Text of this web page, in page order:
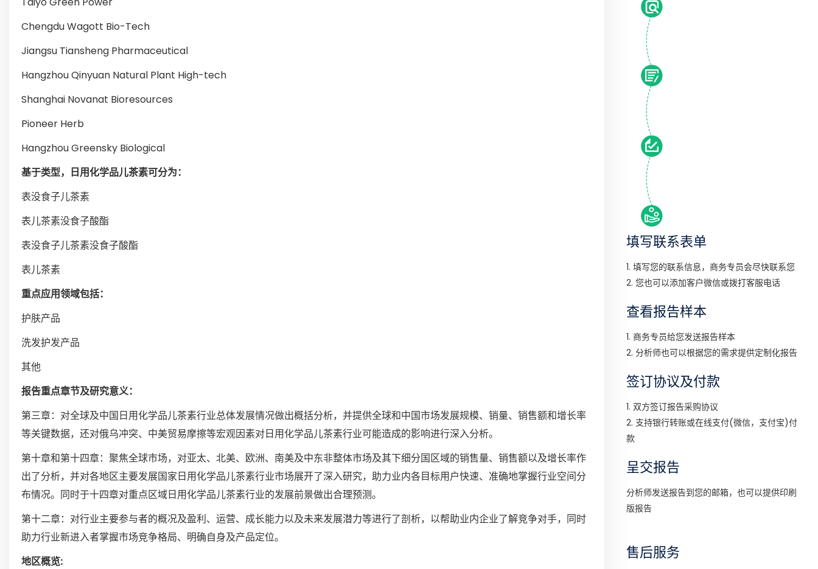
Chengdu Wagott Bio-Tech
Jiangsu Tiansheng Pharmaceutical
Hangzhou Qinyuan Natural Plant High-tech
Shanghai Novanat Bioresources
Pioneer Herb
Hangzhou Greensky Biological
基于类型，日用化学品儿茶素可分为：
表没食子儿茶素
表儿茶素没食子酸酯
表没食子儿茶素没食子酸酯
表儿茶素
重点应用领域包括：
护肤产品
洗发护发产品
其他
报告重点章节及研究意义：
第三章：对全球及中国日用化学品儿茶素行业总体发展情况做出概括分析，并提供全球和中国市场发展规模、销量、销售额和增长率
等关键数据，还对俄乌冲突、中美贸易摩擦等宏观因素对日用化学品儿茶素行业可能造成的影响进行深入分析。
第十章和第十四章：聚焦全球市场，对亚太、北美、欧洲、南美及中东非整体市场及其下细分国区域的销售量、销售额以及增长率作
出了分析，并对各地区主要发展国家日用化学品儿茶素行业市场展开了深入研究，助力业内各目标用户快速、准确地掌握行业空间分
布情况。同时于十四章对重点区域日用化学品儿茶素行业的发展前景做出合理预测。
第十二章：对行业主要参与者的概况及盈利、运营、成长能力以及未来发展潜力等进行了剖析，以帮助业内企业了解竞争对手，同时
助力行业新进入者掌握市场竞争格局、明确自身及产品定位。
地区概览:
填写联系表单
1. 填写您的联系信息，商务专员会尽快联系您
2. 您也可以添加客户微信或拨打客服电话
查看报告样本
1. 商务专员给您发送报告样本
2. 分析师也可以根据您的需求提供定制化报告
签订协议及付款
1. 双方签订报告采购协议
2. 支持银行转账或在线支付(微信，支付宝)付
款
呈交报告
分析师发送报告到您的邮箱，也可以提供印刷
版报告
售后服务